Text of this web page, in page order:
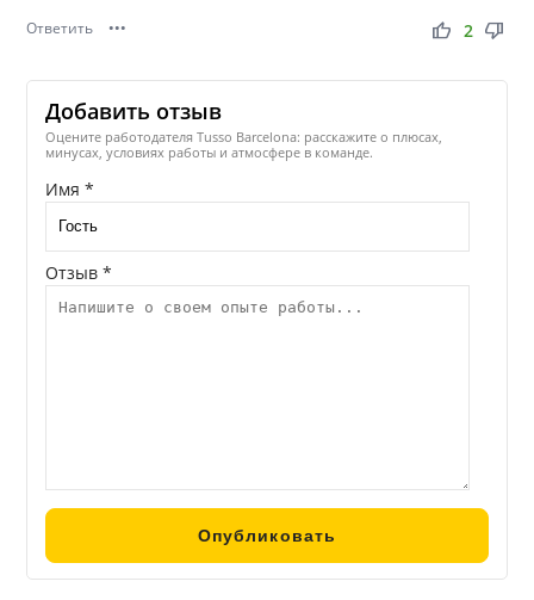
Ответить ••• thumb_up thumb_down
2
Добавить отзыв
Оцените работодателя Tusso Barcelona: расскажите о плюсах,
минусах, условиях работы и атмосфере в команде.
Имя *
Отзыв *